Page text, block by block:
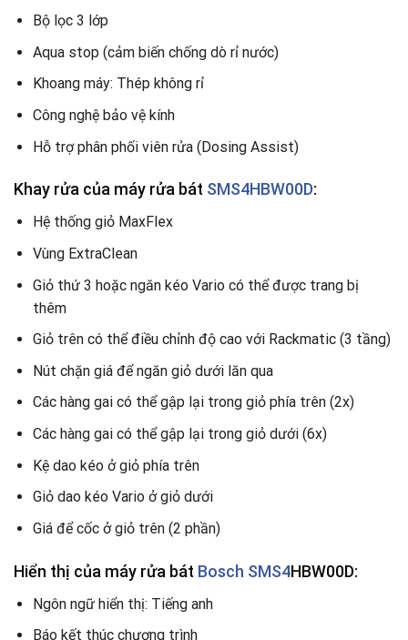
Bộ lọc 3 lớp
Aqua stop (cảm biến chống dò rỉ nước)
Khoang máy: Thép không rỉ
Công nghệ bảo vệ kính
Hỗ trợ phân phối viên rửa (Dosing Assist)
Khay rửa của máy rửa bát SMS4HBW00D:
Hệ thống giỏ MaxFlex
Vùng ExtraClean
Giỏ thứ 3 hoặc ngăn kéo Vario có thể được trang bị
thêm
Giỏ trên có thể điều chỉnh độ cao với Rackmatic (3 tầng)
Nút chặn giá để ngăn giỏ dưới lăn qua
Các hàng gai có thể gập lại trong giỏ phía trên (2x)
Các hàng gai có thể gập lại trong giỏ dưới (6x)
Kệ dao kéo ở giỏ phía trên
Giỏ dao kéo Vario ở giỏ dưới
Giá để cốc ở giỏ trên (2 phần)
Hiển thị của máy rửa bát Bosch SMS4HBW00D:
Ngôn ngữ hiển thị: Tiếng anh
Báo kết thúc chương trình